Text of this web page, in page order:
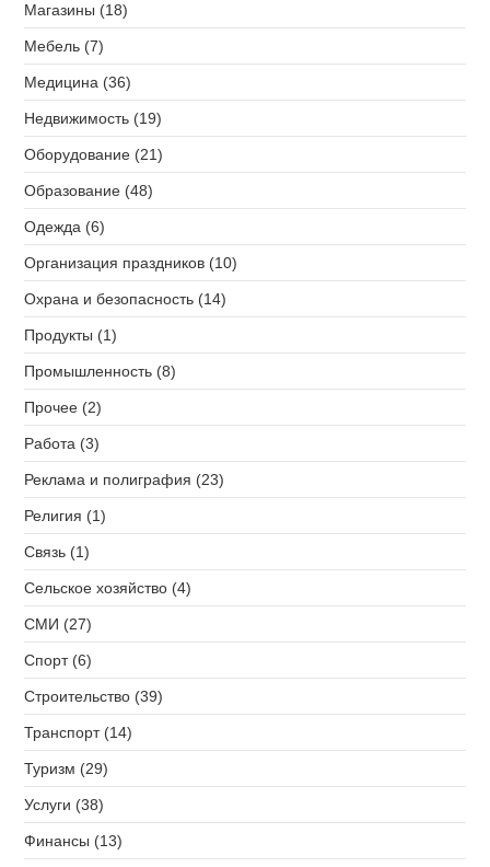
Магазины (18)
Мебель (7)
Медицина (36)
Недвижимость (19)
Оборудование (21)
Образование (48)
Одежда (6)
Организация праздников (10)
Охрана и безопасность (14)
Продукты (1)
Промышленность (8)
Прочее (2)
Работа (3)
Реклама и полиграфия (23)
Религия (1)
Связь (1)
Сельское хозяйство (4)
СМИ (27)
Спорт (6)
Строительство (39)
Транспорт (14)
Туризм (29)
Услуги (38)
Финансы (13)